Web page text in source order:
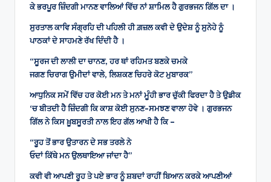
ਕੇ ਭਰਪੂਰ ਜ਼ਿੰਦਗੀ ਮਾਨਣ ਵਾਲਿਆਂ ਵਿੱਚ ਨਾਂ ਸ਼ਾਮਿਲ ਹੈ ਗੁਰਭਜਨ ਗਿੱਲ ਦਾ ।
ਸੁਰਤਾਲ ਕਾਵਿ ਸੰਗ੍ਰਹਿ ਦੀ ਪਹਿਲੀ ਹੀ ਗ਼ਜ਼ਲ ਕਵੀ ਦੇ ਉਦੇਸ਼ ਨੂੰ ਸੁਨੇਹੇ ਨੂੰ
ਪਾਠਕਾਂ ਦੇ ਸਾਹਮਣੇ ਰੱਖ ਦਿੰਦੀ ਹੈ ।
“ਸੂਰਜ ਦੀ ਲਾਲੀ ਦਾ ਚਾਨਣ, ਹਰ ਥਾਂ ਰਹਿਮਤ ਬਣਕੇ ਚਮਕੇ
ਜਗਣ ਚਿਰਾਗ ਉਮੀਦਾਂ ਵਾਲੇ, ਲਿਸ਼ਕਣ ਚਿਹਰੇ ਕੋਟ ਮੁਬਾਰਕ”
ਆਧੁਨਿਕ ਸਮੇਂ ਵਿੱਚ ਹਰ ਕੋਈ ਮਨ ਤੇ ਮਨਾਂ ਮੂੰਹੀ ਭਾਰ ਚੁੱਕੀ ਫਿਰਦਾ ਹੈ ਤੇ ਉਡੀਕ
‘ਚ ਬੀਤਦੀ ਹੈ ਜ਼ਿੰਦਗੀ ਕਿ ਕਾਸ਼ ਕੋਈ ਸੁਨਣ-ਸਮਝਣ ਵਾਲਾ ਹੋਵੇ । ਗੁਰਭਜਨ
ਗਿੱਲ ਨੇ ਕਿਸ ਖ਼ੂਬਸੂਰਤੀ ਨਾਲ ਇਹ ਗੱਲ ਆਖੀ ਹੈ ਕਿ –
“ਰੂਹ ਤੋਂ ਭਾਰ ਉਤਾਰਨ ਦੇ ਸਭ ਤਰਲੇ ਨੇ
ਓਦਾਂ ਕਿੱਥੇ ਮਨ ਉਲਥਾਇਆ ਜਾਂਦਾ ਹੈ”
ਕਵੀ ਵੀ ਆਪਣੀ ਰੂਹ ਤੇ ਪਏ ਭਾਰ ਨੂੰ ਸ਼ਬਦਾਂ ਰਾਹੀਂ ਬਿਆਨ ਕਰਕੇ ਆਪਣੀਆਂ